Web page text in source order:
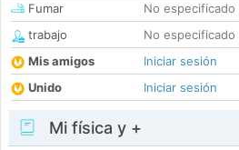
Fumar
No especificado
trabajo
No especificado
Mis amigos
Iniciar sesión
Unido
Iniciar sesión
Mi física y +